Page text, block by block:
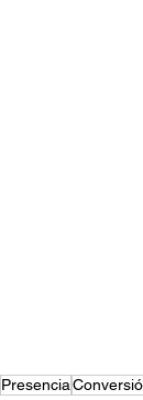
Presencia